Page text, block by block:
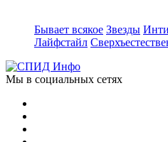
Бывает всякое Звезды
Лайфстайл
Мы в социальных сетях